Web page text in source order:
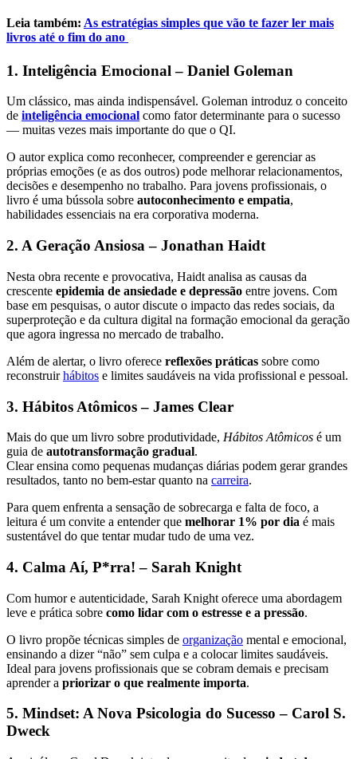
Leia também: As estratégias simples que vão te fazer ler mais
livros até o fim do ano
1. Inteligência Emocional – Daniel Goleman
Um clássico, mas ainda indispensável. Goleman introduz o conceito
de inteligência emocional como fator determinante para o sucesso
— muitas vezes mais importante do que o QI.
O autor explica como reconhecer, compreender e gerenciar as
próprias emoções (e as dos outros) pode melhorar relacionamentos,
decisões e desempenho no trabalho. Para jovens profissionais, o
livro é uma bússola sobre autoconhecimento e empatia,
habilidades essenciais na era corporativa moderna.
2. A Geração Ansiosa – Jonathan Haidt
Nesta obra recente e provocativa, Haidt analisa as causas da
crescente epidemia de ansiedade e depressão entre jovens. Com
base em pesquisas, o autor discute o impacto das redes sociais, da
superproteção e da cultura digital na formação emocional da geração
que agora ingressa no mercado de trabalho.
Além de alertar, o livro oferece reflexões práticas sobre como
reconstruirhábitos e limites saudáveis na vida profissional e pessoal.
3. Hábitos Atômicos – James Clear
Mais do que um livro sobre produtividade, Hábitos Atômicos é um
guia de autotransformação gradual.
Clear ensina como pequenas mudanças diárias podem gerar grandes
resultados, tanto no bem-estar quanto na carreira.
Para quem enfrenta a sensação de sobrecarga e falta de foco, a
leitura é um convite a entender que melhorar 1% por dia é mais
sustentável do que tentar mudar tudo de uma vez.
4. Calma Aí, P*rra! – Sarah Knight
Com humor e autenticidade, Sarah Knight oferece uma abordagem
leve e prática sobre como lidar com o estresse e a pressão.
O livro propõe técnicas simples de organização mental e emocional,
ensinando a dizer “não” sem culpa e a colocar limites saudáveis.
Ideal para jovens profissionais que se cobram demais e precisam
aprender a priorizar o que realmente importa.
5. Mindset: A Nova Psicologia do Sucesso – Carol S.
Dweck